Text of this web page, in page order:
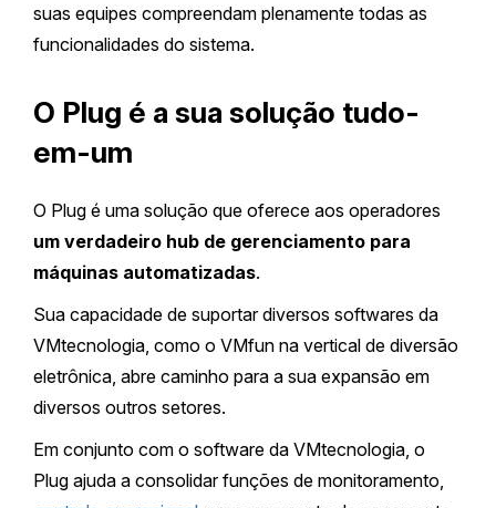
suas equipes compreendam plenamente todas as
funcionalidades do sistema.
O Plug é a sua solução tudo-
em-um
O Plug é uma solução que oferece aos operadores
um verdadeiro hub de gerenciamento para
máquinas automatizadas.
Sua capacidade de suportar diversos softwares da
VMtecnologia, como o VMfun na vertical de diversão
eletrônica, abre caminho para a sua expansão em
diversos outros setores.
Em conjunto com o software da VMtecnologia, o
Plug ajuda a consolidar funções de monitoramento,